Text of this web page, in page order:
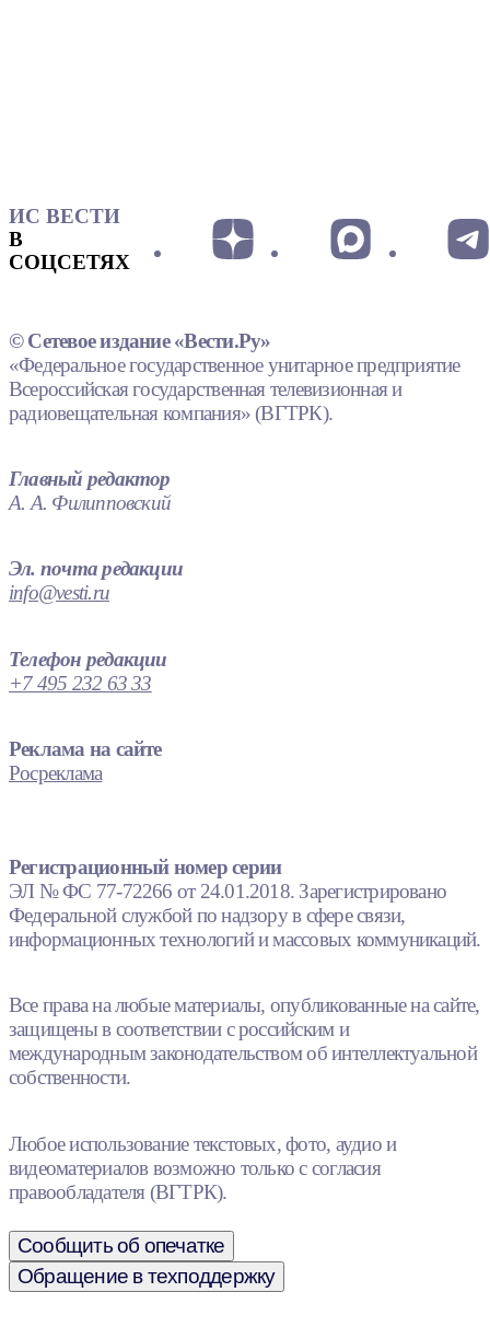
ИС ВЕСТИ
В
СОЦСЕТЯХ
© Сетевое издание «Вести.Ру»
«Федеральное государственное унитарное предприятие
Всероссийская государственная телевизионная и
радиовещательная компания» (ВГТРК).
Главный редактор
А. А. Филипповский
Эл. почта редакции
info@vesti.ru
Телефон редакции
+7 495 232 63 33
Реклама на сайте
Росреклама
Регистрационный номер серии
ЭЛ № ФС 77-72266 от 24.01.2018. Зарегистрировано
Федеральной службой по надзору в сфере связи,
информационных технологий и массовых коммуникаций.
Все права на любые материалы, опубликованные на сайте,
защищены в соответствии с российским и
международным законодательством об интеллектуальной
собственности.
Любое использование текстовых, фото, аудио и
видеоматериалов возможно только с согласия
правообладателя (ВГТРК).
Сообщить об опечатке
Обращение в техподдержку